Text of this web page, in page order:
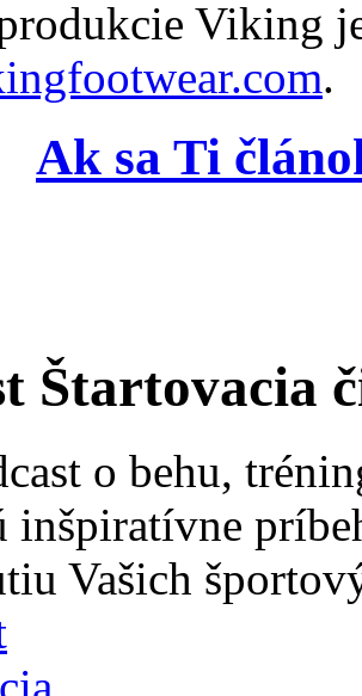
Viking
.
Ak sa Ti
Štartovacia
o behu,
inšpiratívne
Vašich